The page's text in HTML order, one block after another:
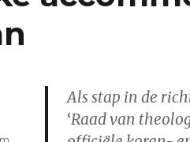
Als stap in de
‘Raad van